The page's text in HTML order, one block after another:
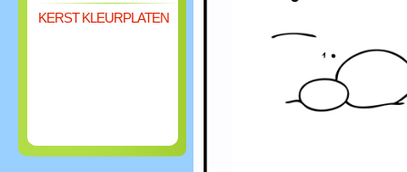
KERST KLEURPLATEN